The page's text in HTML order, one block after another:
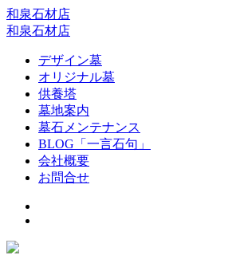
和泉石材店
和泉石材店
デザイン墓
オリジナル墓
供養塔
墓地案内
墓石メンテナンス
BLOG「一言石句」
会社概要
お問合せ